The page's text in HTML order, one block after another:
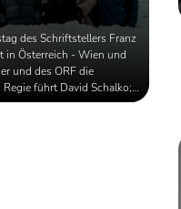
des Schriftstellers Franz
in Österreich - Wien und
und des ORF die
führt David Schalko;
Inhaltlich hat man